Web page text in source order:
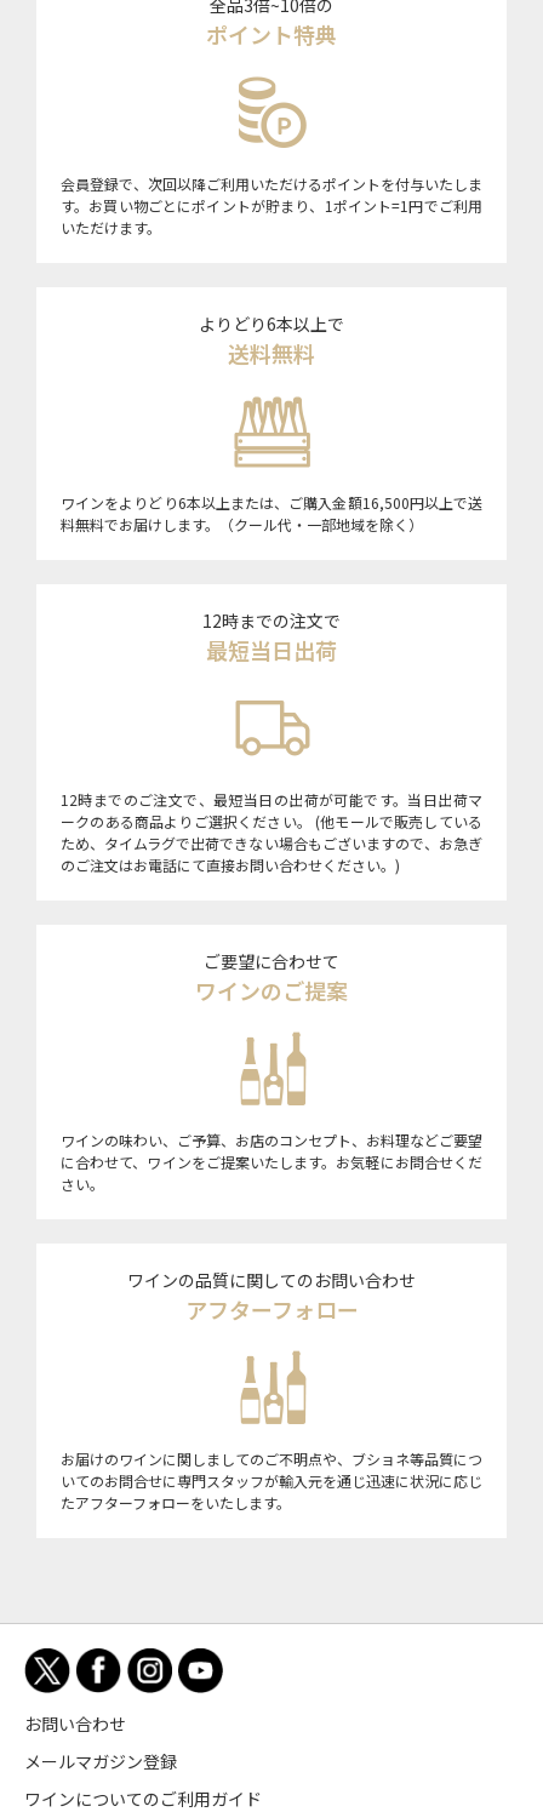
ポイント特典
会員登録で、次回以降ご利用いただけるポイントを付与いたしま
す。お買い物ごとにポイントが貯まり、1ポイント=1円でご利用
いただけます。
よりどり6本以上で
送料無料
ワインをよりどり6本以上または、ご購入金額16,500円以上で送
料無料でお届けします。（クール代・一部地域を除く）
12時までの注文で
最短当日出荷
12時までのご注文で、最短当日の出荷が可能です。当日出荷マ
ークのある商品よりご選択ください。 (他モールで販売している
ため、タイムラグで出荷できない場合もございますので、お急ぎ
のご注文はお電話にて直接お問い合わせください。)
ご要望に合わせて
ワインのご提案
ワインの味わい、ご予算、お店のコンセプト、お料理などご要望
に合わせて、ワインをご提案いたします。お気軽にお問合せくだ
さい。
ワインの品質に関してのお問い合わせ
アフターフォロー
お届けのワインに関しましてのご不明点や、ブショネ等品質につ
いてのお問合せに専門スタッフが輸入元を通じ迅速に状況に応じ
たアフターフォローをいたします。
お問い合わせ
メールマガジン登録
ワインについてのご利用ガイド